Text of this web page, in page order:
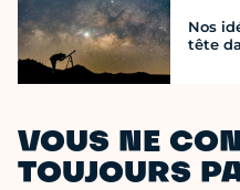
Nos
tête
VOUS NE
TOUJOURS